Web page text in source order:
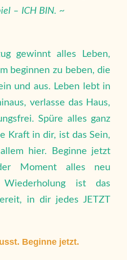
– ICH BIN. ~
gewinnt alles Leben,
beginnen zu beben, die
und aus. Leben lebt in
verlasse das Haus,
Spüre alles ganz
Kraft in dir, ist das Sein,
hier. Beginne jetzt
Moment alles neu
ist das
in dir jedes JETZT
Beginne jetzt.